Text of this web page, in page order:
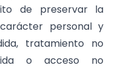
de preservar la
personal y
tratamiento no
o acceso no